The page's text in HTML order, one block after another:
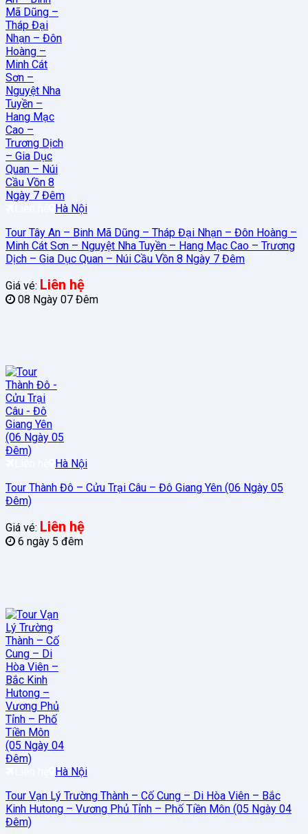
Hà Nội
Tour Tây An – Binh Mã Dũng – Tháp Đại Nhạn – Đôn Hoàng –
Minh Cát Sơn – Nguyệt Nha Tuyền – Hang Mạc Cao – Trương
Dịch – Gia Dục Quan – Núi Cầu Vồn 8 Ngày 7 Đêm
Giá vé: Liên hệ
08 Ngày 07 Đêm
Hà Nội
Tour Thành Đô – Cửu Trại Câu – Đô Giang Yên (06 Ngày 05
Đêm)
Giá vé: Liên hệ
6 ngày 5 đêm
Hà Nội
Tour Vạn Lý Trường Thành – Cố Cung – Di Hòa Viên – Bắc
Kinh Hutong – Vương Phủ Tỉnh – Phố Tiền Môn (05 Ngày 04
Đêm)